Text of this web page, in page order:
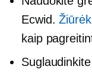
Ecwid.
kaip